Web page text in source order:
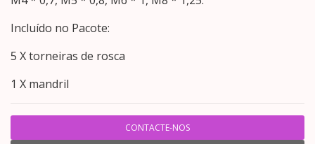
Incluído no Pacote:
5 X torneiras de rosca
1 X mandril
CONTACTE-NOS